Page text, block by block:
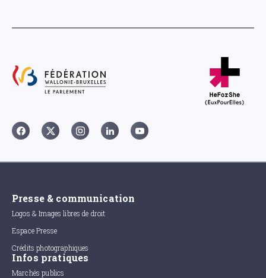
Presse & communication
Logos & Images libres de droit
Espace Presse
Crédits photographiques
Infos pratiques
Marchés publics